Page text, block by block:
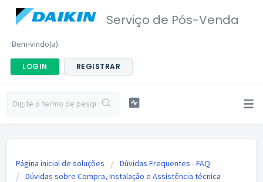
Serviço de Pós-Venda
Bem-vindo(a)
LOGIN REGISTRAR
Página inicial de soluções
Dúvidas Frequentes - FAQ
Dúvidas sobre Compra, Instalação e Assistência técnica